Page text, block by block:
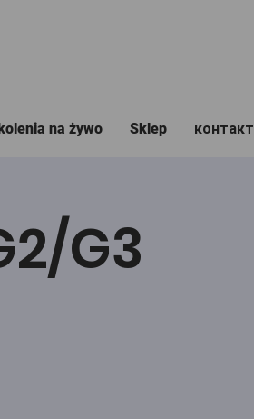
na żywo Sklep контакт
G3